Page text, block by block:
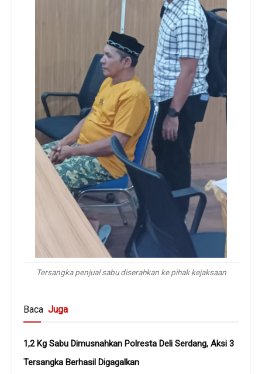
Tersangka penjual sabu diserahkan ke pihak kejaksaan
Baca Juga
1,2 Kg Sabu Dimusnahkan Polresta Deli Serdang, Aksi 3
Tersangka Berhasil Digagalkan